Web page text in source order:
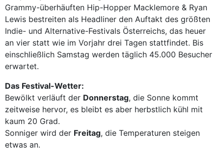
Grammy-überhäuften Hip-Hopper Macklemore & Ryan
Lewis bestreiten als Headliner den Auftakt des größten
Indie- und Alternative-Festivals Österreichs, das heuer
an vier statt wie im Vorjahr drei Tagen stattfindet. Bis
einschließlich Samstag werden täglich 45.000 Besucher
erwartet.
Das Festival-Wetter:
Bewölkt verläuft der Donnerstag, die Sonne kommt
zeitweise hervor, es bleibt es aber herbstlich kühl mit
kaum 20 Grad.
Sonniger wird der Freitag, die Temperaturen steigen
etwas an.